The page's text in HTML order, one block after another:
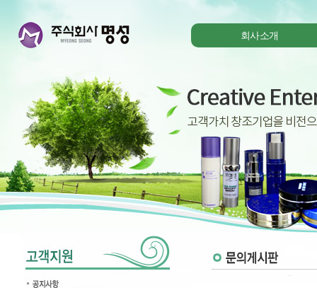
회사소개